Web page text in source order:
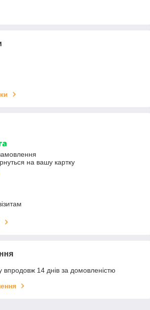
на вашу картку
впродовж 14 днів за домовленістю